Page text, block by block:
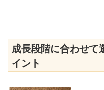
成長段階に合わせて
イント